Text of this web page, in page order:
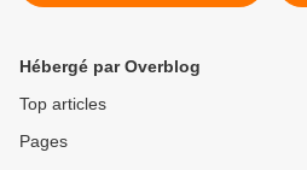
Hébergé par Overblog
Top articles
Pages